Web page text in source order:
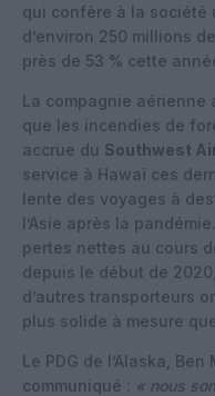
qui confère à la société
d’environ 250 millions
près de 53 % cette
La compagnie
que les incendies de
accrue du Southwest
service à Hawaï ces
lente des voyages à
l’Asie après la
pertes nettes au cours
depuis le début de
d’autres transporteurs
plus solide à mesure
Le PDG de l’Alaska,
communiqué : « nous